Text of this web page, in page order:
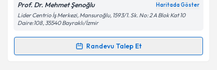
Metni'ni okudum ve kişisel verilerimin belirtilen
kapsamda işlenmesini kabul ediyorum.
Takvim Talebini Gönder
Prof. Dr. Mehmet Şenoğlu Haritada Göster
Lider Centrio İş Merkezi, Mansuroğlu, 1593/1. Sk. No: 2 A Blok Kat 10
Daire:108, 35540 Bayraklı/İzmir
Randevu Talep Et
Randevu Takvimi Talebi